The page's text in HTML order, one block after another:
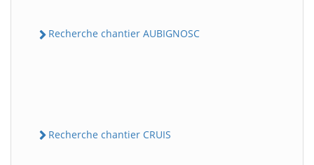
Recherche chantier AUBIGNOSC
Recherche chantier CRUIS